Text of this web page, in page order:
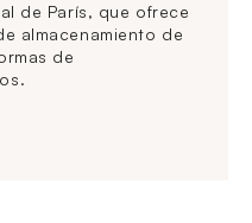
de París, que ofrece
almacenamiento de
de